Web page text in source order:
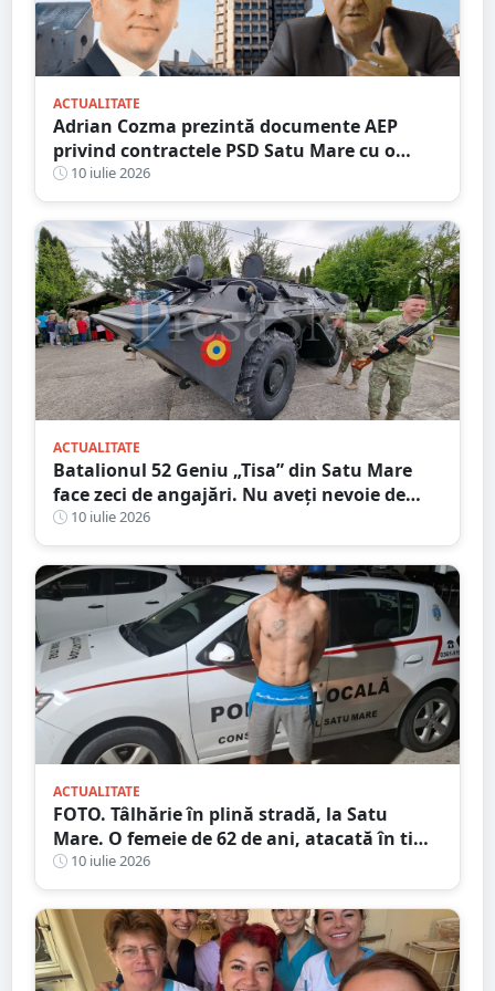
ACTUALITATE
Adrian Cozma prezintă documente AEP
privind contractele PSD Satu Mare cu o
firmă din familia Govor. Valoarea depășește
un milion de lei
10 iulie 2026
ACTUALITATE
Batalionul 52 Geniu „Tisa” din Satu Mare
face zeci de angajări. Nu aveți nevoie de
Bacalaureat, salar atractiv
10 iulie 2026
ACTUALITATE
FOTO. Tâlhărie în plină stradă, la Satu
Mare. O femeie de 62 de ani, atacată în timp
ce se întorcea de la cumpărături
10 iulie 2026